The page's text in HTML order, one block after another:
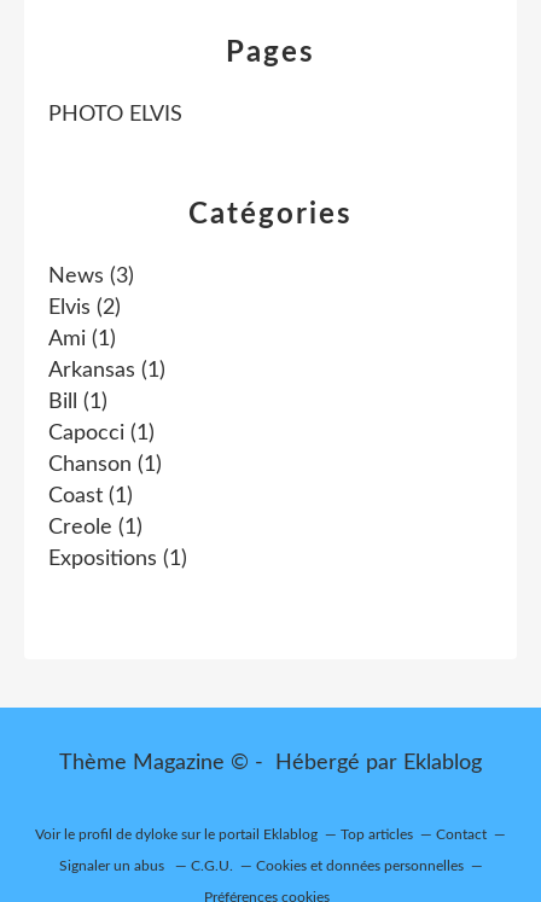
Catégories
News (3)
Elvis (2)
Ami (1)
Arkansas (1)
Bill
(1)
Capocci (1)
Chanson (1)
Coast (1)
Creole (1)
Expositions (1)
Pages
PHOTO ELVIS
Thème Magazine © - Hébergé par Eklablog
Voir le profil de dyloke sur le portail Eklablog Top articles Contact
Signaler un abus C.G.U. Cookies et données personnelles
Préférences cookies